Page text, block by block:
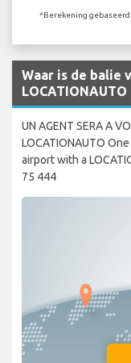
*Berekening gebaseerd
Waar is de balie
UN AGENT SERA A
LOCATIONAUTO
airport with a
75 444